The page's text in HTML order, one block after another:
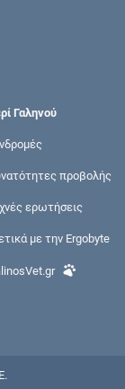
Γαληνού
προβολής
ερωτήσεις
με την Ergobyte